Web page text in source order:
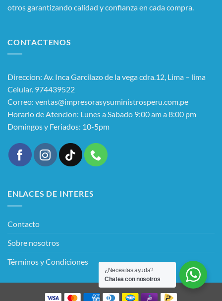
otros garantizando calidad y confianza en cada compra.
CONTACTENOS
Direccion: Av. Inca Garcilazo de la vega cdra.12, Lima – lima
Celular. 974439522
Correo: ventas@impresorasysuministrosperu.com.pe
Horario de Atencion: Lunes a Sabado 9:00 am a 8:00 pm
Domingos y Feriados: 10-5pm
ENLACES DE INTERES
Contacto
Sobre nosotros
Términos y Condiciones
¿Necesitas ayuda?
Chatea con nosotros